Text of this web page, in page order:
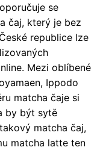
se
čaj, který je bez
republice lze
Mezi oblíbené
Ippodo
matcha čaje si
by být sytě
matcha čaj,
matcha latte ten